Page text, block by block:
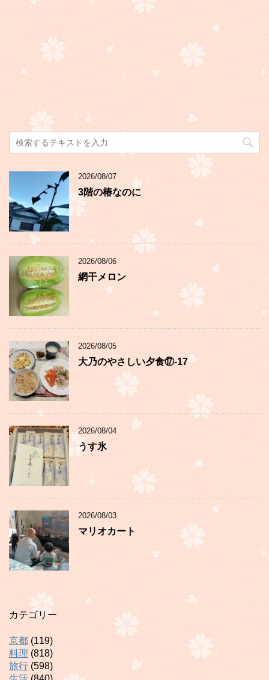
2026/08/07
3階の椿なのに
2026/08/06
網干メロン
2026/08/05
大乃のやさしい夕食⑰-17
2026/08/04
うす氷
2026/08/03
マリオカート
カテゴリー
京都 (119)
料理 (818)
旅行 (598)